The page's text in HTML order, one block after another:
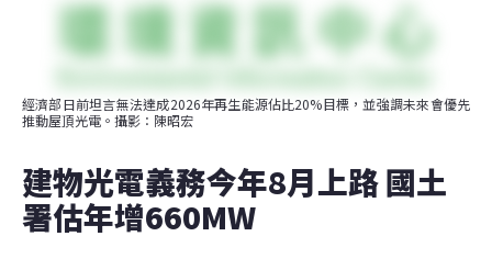
經濟部日前坦言無法達成2026年再生能源佔比20%目標，並強調未來會優先
推動屋頂光電。攝影：陳昭宏
建物光電義務今年8月上路 國土
署估年增660MW